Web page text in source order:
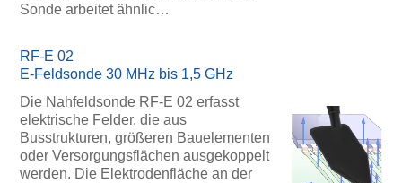
Sonde arbeitet ähnlic…
RF-E 02
E-Feldsonde 30 MHz bis 1,5 GHz
Die Nahfeldsonde RF-E 02 erfasst
elektrische Felder, die aus
Busstrukturen, größeren Bauelementen
oder Versorgungsflächen ausgekoppelt
werden. Die Elektrodenfläche an der